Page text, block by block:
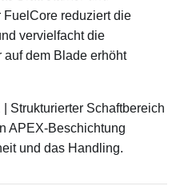
reduziert die
vervielfacht die
auf dem Blade erhöht
Strukturierter Schaftbereich
APEX-Beschichtung
und das Handling.